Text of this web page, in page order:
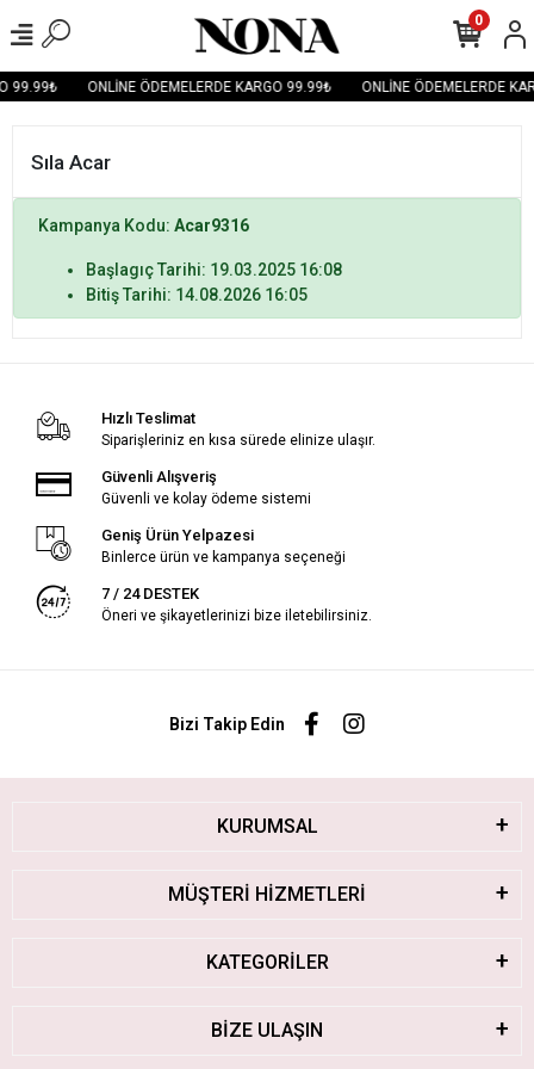
99.99₺ ONLİNE ÖDEMELERDE KARGO 99.99₺ ONLİNE ÖDEMELERDE
0
Sıla Acar
Kampanya Kodu: Acar9316
Başlagıç Tarihi: 19.03.2025 16:08
Bitiş Tarihi: 14.08.2026 16:05
Hızlı Teslimat
Siparişleriniz en kısa sürede elinize ulaşır.
Güvenli Alışveriş
Güvenli ve kolay ödeme sistemi
Geniş Ürün Yelpazesi
Binlerce ürün ve kampanya seçeneği
7 / 24 DESTEK
Öneri ve şikayetlerinizi bize iletebilirsiniz.
Bizi Takip Edin
KURUMSAL
MÜŞTERİ HİZMETLERİ
KATEGORİLER
BİZE ULAŞIN